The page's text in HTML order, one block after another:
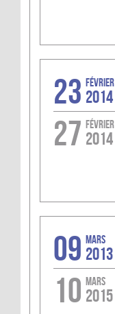
23 FÉVRIER
2014
27 FÉVRIER
2014
09 MARS
2013
10 MARS
2015